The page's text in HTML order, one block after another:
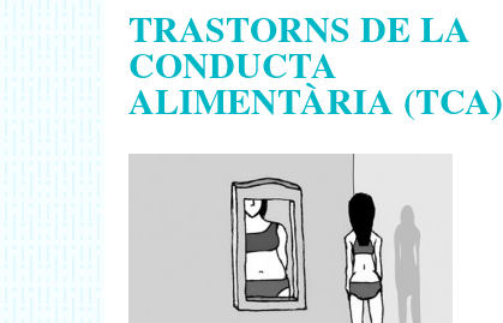
TRASTORNS DE LA
CONDUCTA
ALIMENTÀRIA (TCA)